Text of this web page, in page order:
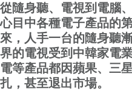
從隨身聽、電視到電腦
心目中各種電子產品的
來，人手一台的隨身聽
界的電視受到中韓家電
電等產品都因蘋果、三
扎，甚至退出市場。